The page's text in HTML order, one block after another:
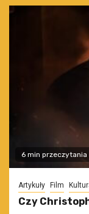
6 min przeczytania
Artykuły Film
Czy